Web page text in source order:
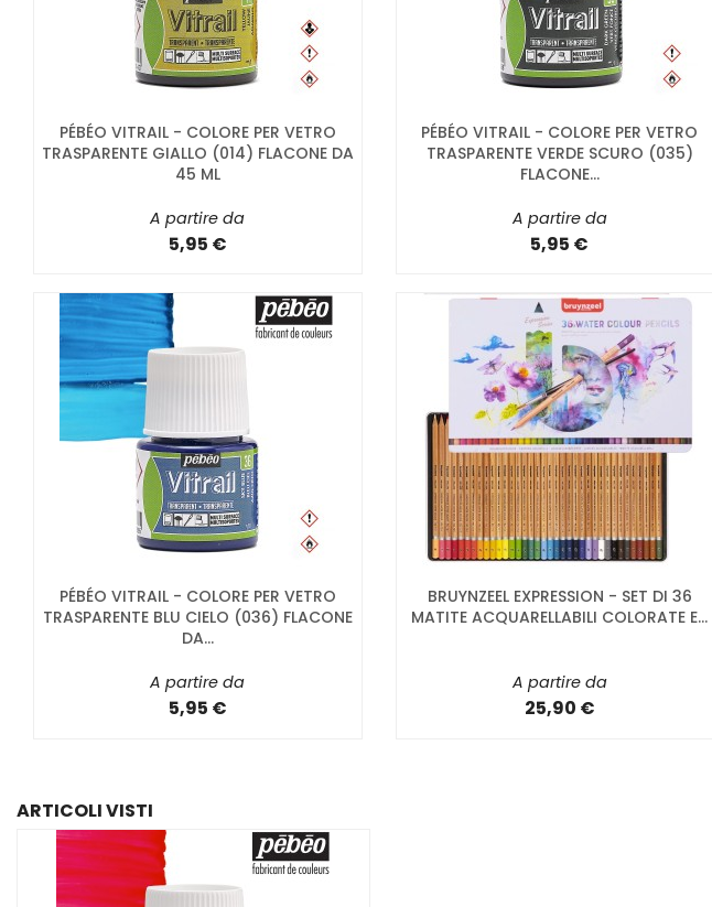
PÉBÉO VITRAIL - COLORE PER VETRO
TRASPARENTE GIALLO (014) FLACONE DA
45 ML
A partire da
5,95 €
PÉBÉO VITRAIL - COLORE PER VETRO
TRASPARENTE VERDE SCURO (035)
FLACONE...
A partire da
5,95 €
PÉBÉO VITRAIL - COLORE PER VETRO
TRASPARENTE BLU CIELO (036) FLACONE
DA...
A partire da
5,95 €
BRUYNZEEL EXPRESSION - SET DI 36
MATITE ACQUARELLABILI COLORATE E...
A partire da
25,90 €
ARTICOLI VISTI